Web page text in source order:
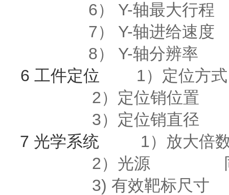
6） Y-轴最大行
7） Y-轴进给速
8） Y-轴分辨率
6 工件定位
1）定位方
2）定位销位
3）定位销直
7 光学系统 1）放大
2）光源 同
3) 有效靶标尺